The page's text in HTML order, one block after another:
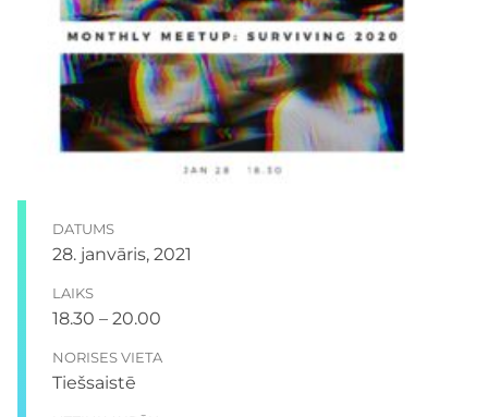
DATUMS
28. janvāris, 2021
LAIKS
18.30 – 20.00
NORISES VIETA
Tiešsaistē